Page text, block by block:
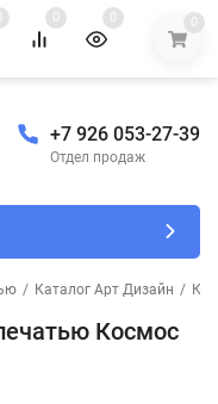
0 0 0
+7 926 053-27-39
Отдел продаж
/ Каталог Арт Дизайн /
Космос